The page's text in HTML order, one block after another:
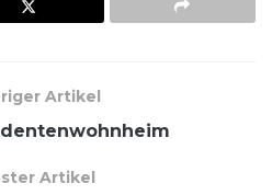
Artikel
Artikel